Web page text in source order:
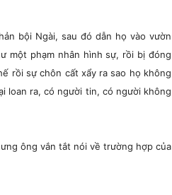
bội Ngài, sau đó dẫn họ vào vườn
một phạm nhân hình sự, rồi bị đóng
rồi sự chôn cất xẩy ra sao họ không
loan ra, có người tin, có người không
ông vắn tắt nói về trường hợp của